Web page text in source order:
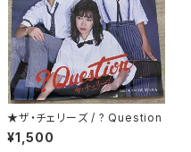
★ザ・チェリーズ / ? Question
¥1,500